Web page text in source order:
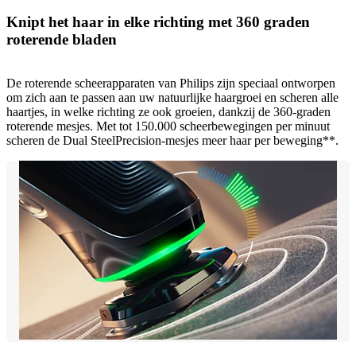
Knipt het haar in elke richting met 360 graden
roterende bladen
De roterende scheerapparaten van Philips zijn speciaal ontworpen
om zich aan te passen aan uw natuurlijke haargroei en scheren alle
haartjes, in welke richting ze ook groeien, dankzij de 360-graden
roterende mesjes. Met tot 150.000 scheerbewegingen per minuut
scheren de Dual SteelPrecision-mesjes meer haar per beweging**.